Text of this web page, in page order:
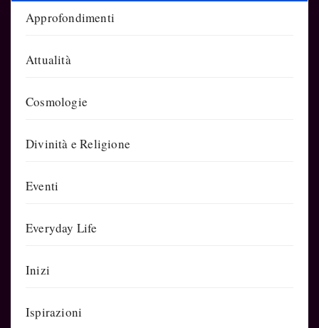
Approfondimenti
Attualità
Cosmologie
Divinità e Religione
Eventi
Everyday Life
Inizi
Ispirazioni